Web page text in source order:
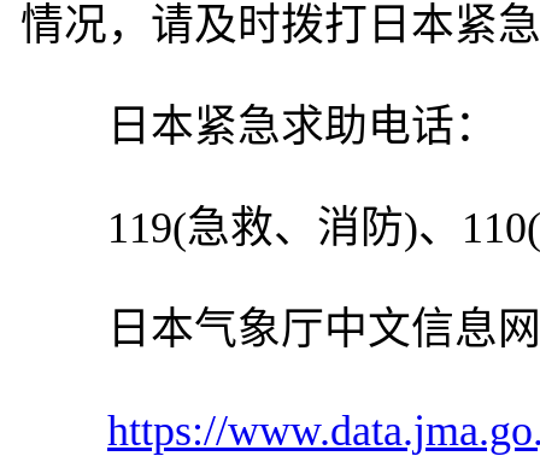
情况，请及时拨打日本紧
日本紧急求助电话：
119(急救、消防)、110(
日本气象厅中文信息
https://